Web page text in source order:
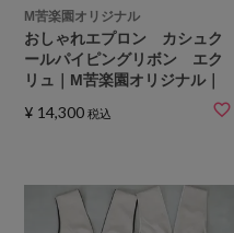
M苦楽園オリジナル
おしゃれエプロン カシュク
ールパイピングリボン エク
リュ｜M苦楽園オリジナル｜
¥ 14,300 税込